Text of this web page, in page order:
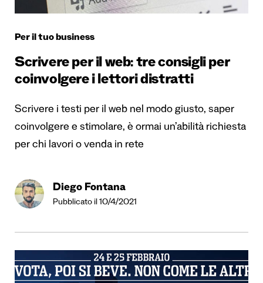
Per il tuo business
Scrivere per il web: tre consigli per
coinvolgere i lettori distratti
Scrivere i testi per il web nel modo giusto, saper
coinvolgere e stimolare, è ormai un’abilità richiesta
per chi lavori o venda in rete
Diego Fontana
Pubblicato il 10/4/2021